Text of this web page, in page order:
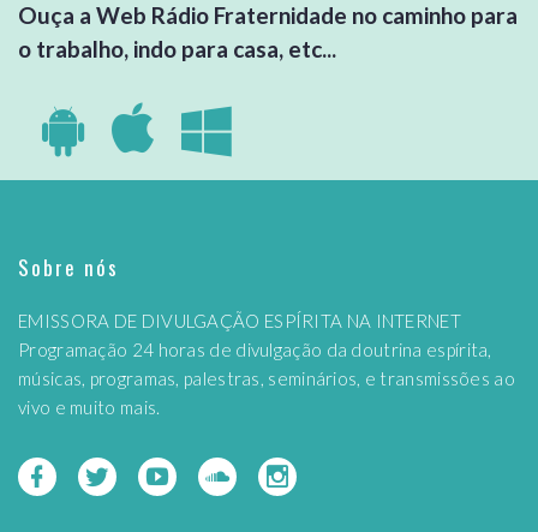
Ouça a Web Rádio Fraternidade no caminho para
o trabalho, indo para casa, etc...
Sobre nós
EMISSORA DE DIVULGAÇÃO ESPÍRITA NA INTERNET
Programação 24 horas de divulgação da doutrina espírita,
músicas, programas, palestras, seminários, e transmissões ao
vivo e muito mais.